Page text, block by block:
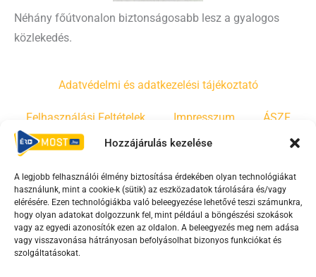
Hozzájárulás kezelése
A legjobb felhasználói élmény biztosítása érdekében olyan technológiákat
használunk, mint a cookie-k (sütik) az eszközadatok tárolására és/vagy
elérésére. Ezen technológiákba való beleegyezése lehetővé teszi számunkra,
hogy olyan adatokat dolgozzunk fel, mint például a böngészési szokások
vagy az egyedi azonosítók ezen az oldalon. A beleegyezés meg nem adása
vagy visszavonása hátrányosan befolyásolhat bizonyos funkciókat és
szolgáltatásokat.
Néhány főútvonalon biztonságosabb lesz a gyalogos
közlekedés.
Adatvédelmi és adatkezelési tájékoztató
Felhasználási Feltételek Impresszum ÁSZF
Irányelvek Moderálási szabályzat
F
a
c
e
Y
o
u
t
T
i
k